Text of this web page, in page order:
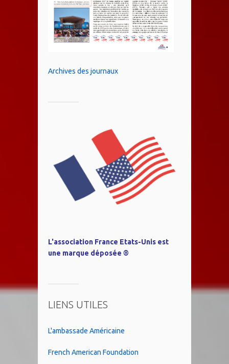
Archives des journaux
L'association France Etats-Unis est
une marque déposée ®
LIENS UTILES
L'ambassade Américaine
French American Foundation